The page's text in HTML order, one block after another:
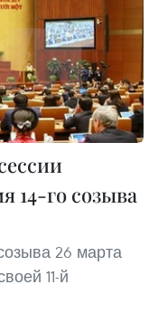
14-го созыва
26 марта
11-й